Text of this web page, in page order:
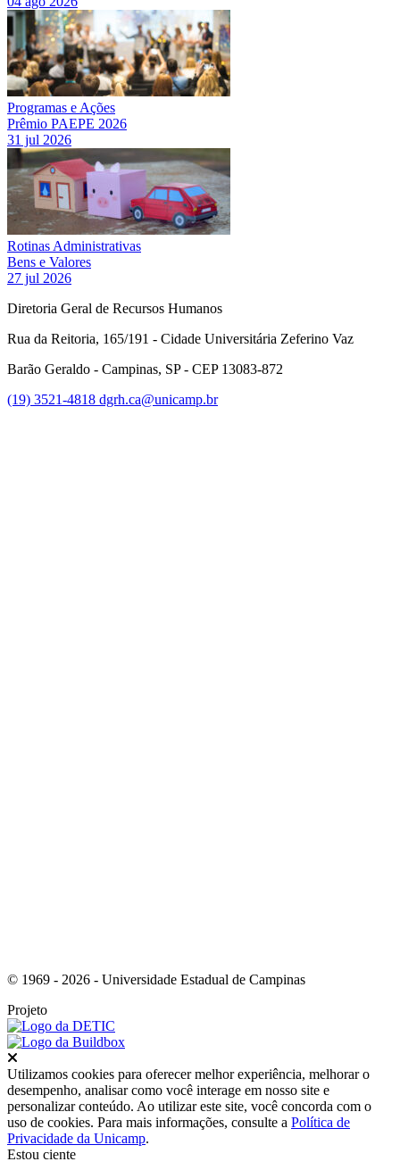
Programas e Ações
Prêmio PAEPE 2026
31 jul 2026
Rotinas Administrativas
Bens e Valores
27 jul 2026
Diretoria Geral de Recursos Humanos
Rua da Reitoria, 165/191 - Cidade Universitária Zeferino Vaz
Barão Geraldo - Campinas, SP - CEP 13083-872
(19) 3521-4818 dgrh.ca@unicamp.br
© 1969 - 2026 - Universidade Estadual de Campinas
Projeto
Utilizamos cookies para oferecer melhor experiência, melhorar o
desempenho, analisar como você interage em nosso site e
personalizar conteúdo. Ao utilizar este site, você concorda com o
uso de cookies. Para mais informações, consulte a Política de
Privacidade da Unicamp.
Estou ciente